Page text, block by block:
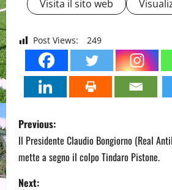
Visita il sito web
Post Views: 249
P
o
s
Previous:
Il Presidente Claudio Bongiorno (Real
mette a segno il colpo Tindaro Pistone.
Next: